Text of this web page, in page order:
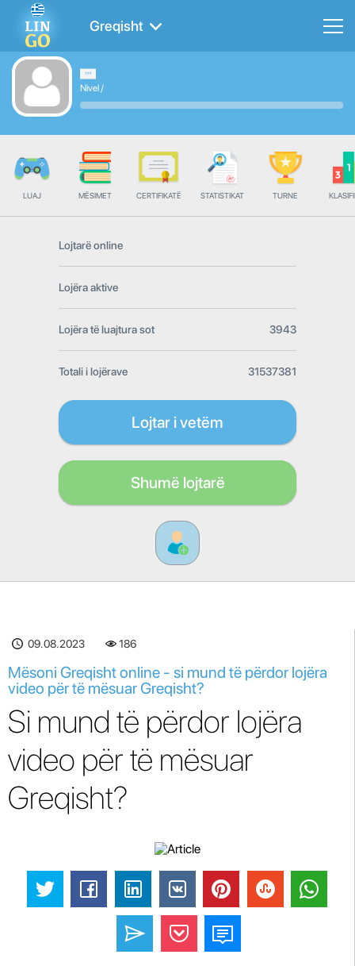
Greqisht
Nivel/
LUAJ MËSIMET CERTIFIKATË STATISTIKAT TURNE
Lojtarë online
Lojëra aktive
Lojëra të luajtura sot 3943
Totali i lojërave 31537381
Lojtar i vetëm
Shumë lojtarë
09.08.2023 186
Mësoni Greqisht online - si mund të përdor lojëra
video për të mësuar Greqisht?
Si mund të përdor lojëra
video për të mësuar
Greqisht?